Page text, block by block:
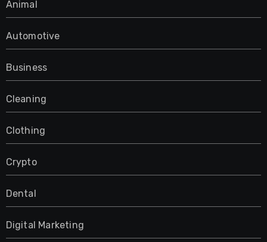
Animal
Automotive
Business
Cleaning
Clothing
Crypto
Dental
Digital Marketing